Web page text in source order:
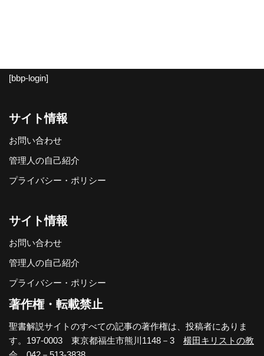
[bbp-login]
サイト情報
お問い合わせ
管理人の自己紹介
プライバシー・ポリシー
サイト情報
お問い合わせ
管理人の自己紹介
プライバシー・ポリシー
著作権・転載禁止
聖書解説サイトのすべての記事の著作権は、投稿者にありま
す。197-0003 東京都福生市熊川1148－3 横田キリストの教